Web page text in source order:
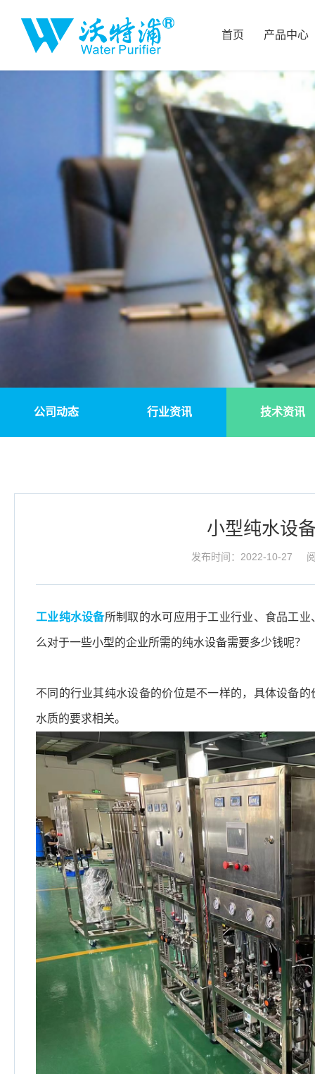
首页 产品中心
公司动态 行业资讯 技术资讯
小型纯水设
发布时间：2022-10-27
工业纯水设备所制取的水可应用于工业行业、食品工
么对于一些小型的企业所需的纯水设备需要多少钱呢？
不同的行业其纯水设备的价位是不一样的，具体设备
水质的要求相关。